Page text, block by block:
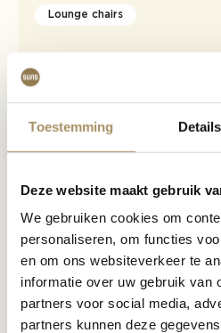
Toestemming Details
Deze website maakt gebruik
We gebruiken cookies om
personaliseren, om functies
en om ons websiteverkeer te
informatie over uw gebruik van
partners voor social media,
partners kunnen deze
Lounge chairs
Lounge sets